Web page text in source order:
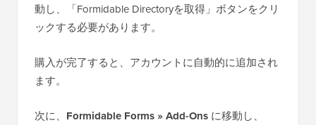
動し、「Formidable Directoryを取得」ボタンをクリ
ックする必要があります。
購入が完了すると、アカウントに自動的に追加され
ます。
次に、 Formidable Forms » Add-Ons に移動し、